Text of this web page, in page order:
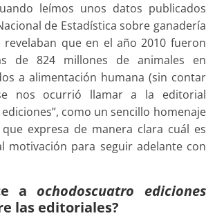
leímos unos datos publicados
de Estadística sobre ganadería
revelaban que en el año 2010 fueron
de 824 millones de animales en
a alimentación humana (sin contar
nos ocurrió llamar a la editorial
como un sencillo homenaje
expresa de manera clara cuál es
motivación para seguir adelante con
a ochodoscuatro ediciones
las editoriales?